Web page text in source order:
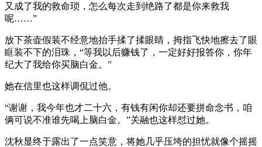
又成了我的救命琐，怎么每次走到绝路了都是你来救我
呢……”
放下茶壶假装不经意地抬手揉了揉眼睛，拇指飞快地擦去了眼
眶装不下的泪珠，“等我以后赚钱了，一定好好报答你，你年
纪大了我给你买脑白金。”
她在信里也这样调侃过他。
“谢谢，我今年也才二十六，有钱有闲你却还要拼命念书，咱
俩可说不准谁先喝上脑白金。”关融也这样怼过她。
沈秋显终于露出了一点笑意，将她几乎压垮的担忧就像个摇摇